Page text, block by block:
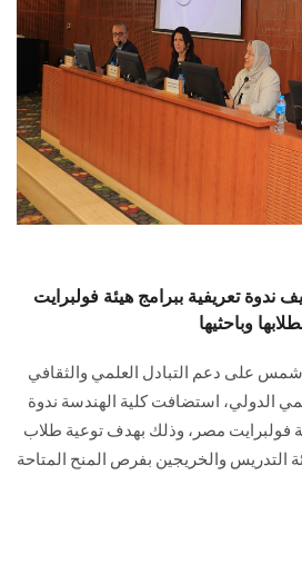
تعريفية ببرامج هيئة فولبرايت
وباحثيها
على دعم التبادل العلمي والثقافي
الدولي، استضافت كلية الهندسة ندوة
فولبرايت مصر، وذلك بهدف توعية طلاب
التدريس والخريجين بفرص المنح المتاحة